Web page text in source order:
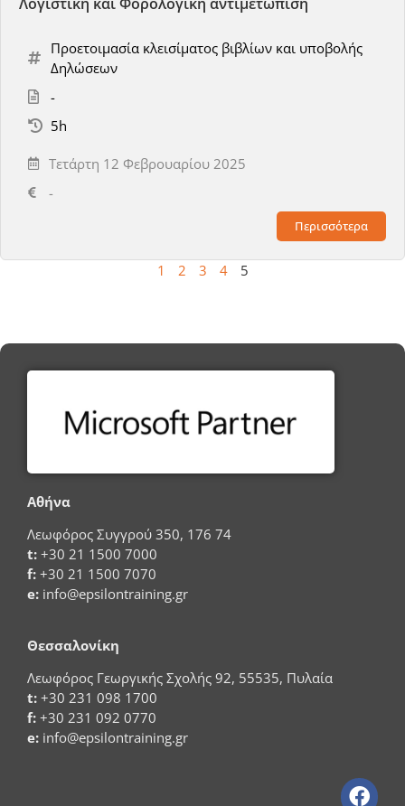
Λογιστική και Φορολογική αντιμετώπιση
Προετοιμασία κλεισίματος βιβλίων και υποβολής
Δηλώσεων
-
5h
Τετάρτη 12 Φεβρουαρίου 2025
-
Περισσότερα
1 2 3 4 5
Αθήνα
Λεωφόρος Συγγρού 350, 176 74
t: +30 21 1500 7000
f: +30 21 1500 7070
e: info@epsilontraining.gr
Θεσσαλονίκη
Λεωφόρος Γεωργικής Σχολής 92, 55535, Πυλαία
t: +30 231 098 1700
f: +30 231 092 0770
e: info@epsilontraining.gr